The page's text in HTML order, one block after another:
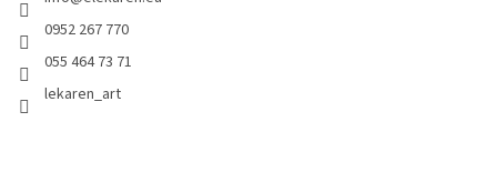
0952 267 770
055 464 73 71
lekaren_art